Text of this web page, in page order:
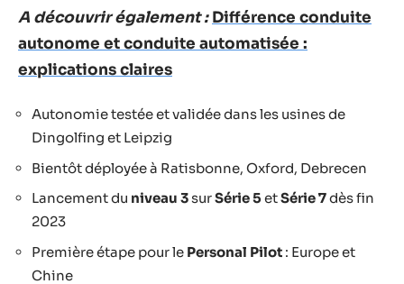
A découvrir également : Différence conduite
autonome et conduite automatisée :
explications claires
Autonomie testée et validée dans les usines de
Dingolfing et Leipzig
Bientôt déployée à Ratisbonne, Oxford, Debrecen
Lancement du niveau 3surSérie 5etSérie 7dès fin
2023
Première étape pour le Personal Pilot : Europe et
Chine